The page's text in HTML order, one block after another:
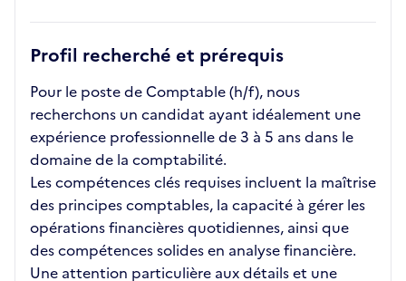
Profil recherché et prérequis
Pour le poste de Comptable (h/f), nous
recherchons un candidat ayant idéalement une
expérience professionnelle de 3 à 5 ans dans le
domaine de la comptabilité.
Les compétences clés requises incluent la maîtrise
des principes comptables, la capacité à gérer les
opérations financières quotidiennes, ainsi que
des compétences solides en analyse financière.
Une attention particulière aux détails et une